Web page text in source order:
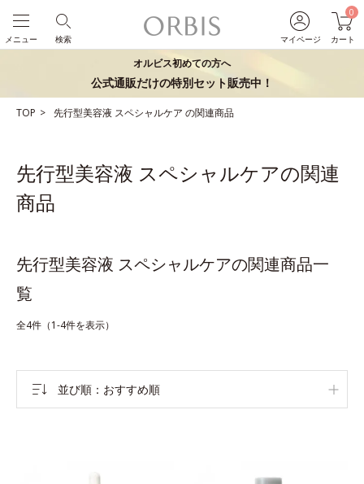
マイページ
0
カート
検索
メニュー
オルビス初めての方へ
公式通販だけの特別セット販売中！
TOP 先行型美容液 スペシャルケア の関連商品
先行型美容液 スペシャルケアの関連
商品
先行型美容液 スペシャルケアの関連商品一
覧
全4件（1-4件を表示）
並び順 おすすめ順